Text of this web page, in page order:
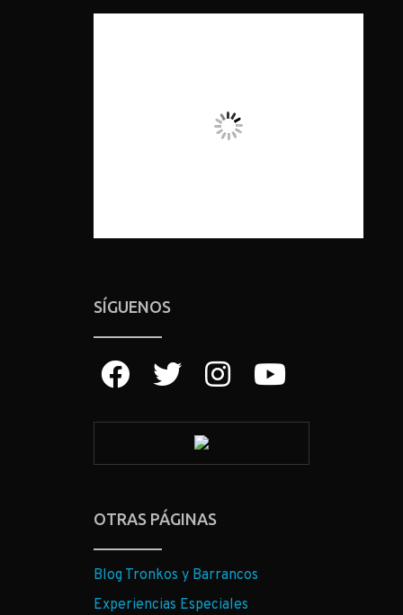
SÍGUENOS
OTRAS PÁGINAS
Blog Tronkos y Barrancos
Experiencias Especiales